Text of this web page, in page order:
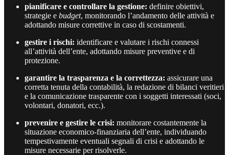
pianificare e controllare la gestione: definire obiettivi,
strategie e budget, monitorando l’andamento delle attività e
adottando misure correttive in caso di scostamenti.
gestire i rischi: identificare e valutare i rischi connessi
all’attività dell’ente, adottando misure preventive e di
protezione.
garantire la trasparenza e la correttezza: assicurare una
corretta tenuta della contabilità, la redazione di bilanci veritieri
e la comunicazione trasparente con i soggetti interessati (soci,
volontari, donatori, ecc.).
prevenire e gestire le crisi: monitorare costantemente la
situazione economico-finanziaria dell’ente, individuando
tempestivamente eventuali segnali di crisi e adottando le
misure necessarie per risolverle.